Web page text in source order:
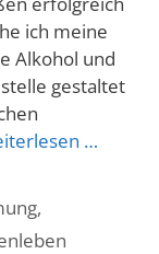
ich meine
Alkohol und
gestaltet
…
,